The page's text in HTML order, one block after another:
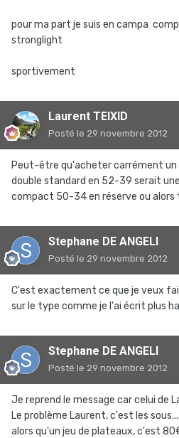
pour ma part je suis en campa
stronglight
sportivement
Laurent TEIXID
Posté le 29 novembre 2012
Peut-être qu'acheter carrément un
double standard en 52-39 serait
compact 50-34 en réserve ou alors
Stephane DE ANGELI
Posté le 29 novembre 2012
C'est exactement ce que je veux
sur le type comme je l'ai écrit plus
Stephane DE ANGELI
Posté le 29 novembre 2012
Je reprend le message car celui de
Le problème Laurent, c'est les
alors qu'un jeu de plateaux, c'est